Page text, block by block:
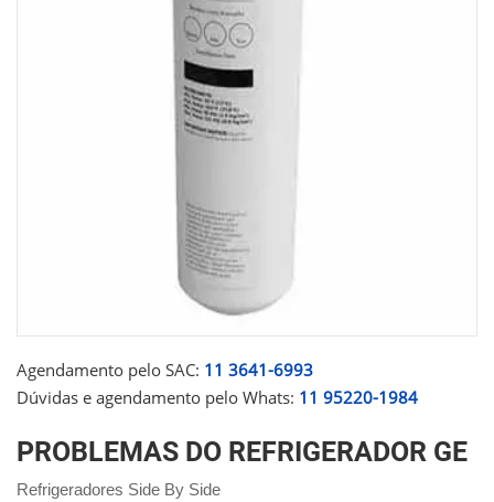
Agendamento pelo SAC: 11 3641-6993
Dúvidas e agendamento pelo Whats: 11 95220-1984
PROBLEMAS DO REFRIGERADOR GE
Refrigeradores Side By Side